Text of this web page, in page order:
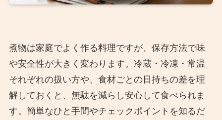
煮物は家庭でよく作る料理ですが、保存方法で味
や安全性が大きく変わります。冷蔵・冷凍・常温
それぞれの扱い方や、食材ごとの日持ちの差を理
解しておくと、無駄を減らし安心して食べられま
す。簡単なひと手間やチェックポイントを知るだ